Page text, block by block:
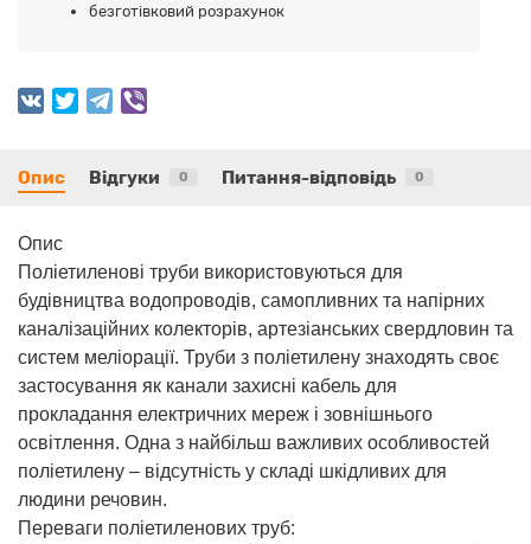
безготівковий розрахунок
Опис Відгуки 0 Питання-відповідь 0
Опис
Поліетиленові труби використовуються для
будівництва водопроводів, самопливних та напірних
каналізаційних колекторів, артезіанських свердловин та
систем меліорації. Труби з поліетилену знаходять своє
застосування як канали захисні кабель для
прокладання електричних мереж і зовнішнього
освітлення. Одна з найбільш важливих особливостей
поліетилену – відсутність у складі шкідливих для
людини речовин.
Переваги поліетиленових труб: